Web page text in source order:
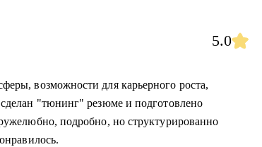
5.0
возможности для карьерного роста,
"тюнинг" резюме и подготовлено
подробно, но структурированно